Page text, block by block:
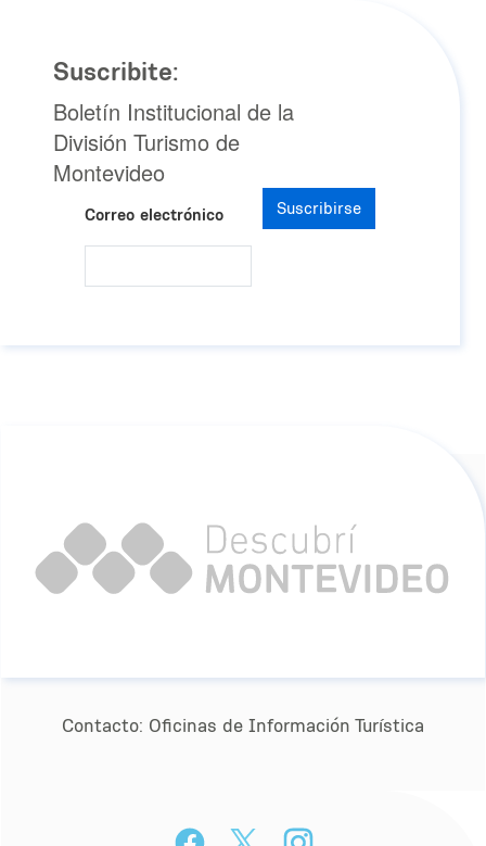
Suscribite:
Boletín Institucional de la
División Turismo de
Montevideo
Correo electrónico Suscribirse
Contacto: Oﬁcinas de Información Turística